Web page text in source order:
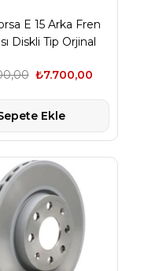
E 15 Arka Fren
Diskli Tip Orjinal
₺7.700,00
Ekle